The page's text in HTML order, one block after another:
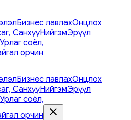
Бизнес лавлахОнцлох
СанхүүНийгэмЭрүүл
Урлаг соёл,
орчин
Бизнес лавлахОнцлох
СанхүүНийгэмЭрүүл
Урлаг соёл,
орчин